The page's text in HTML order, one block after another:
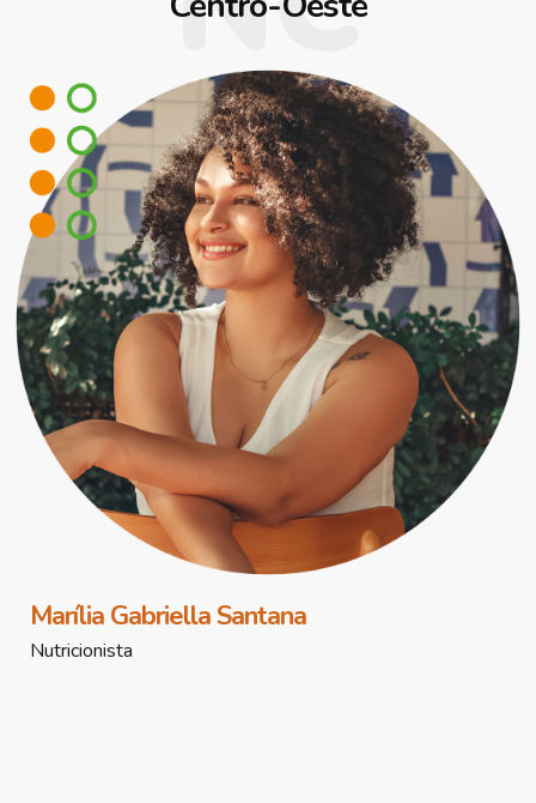
Marília Gabriella Santana
Nutricionista